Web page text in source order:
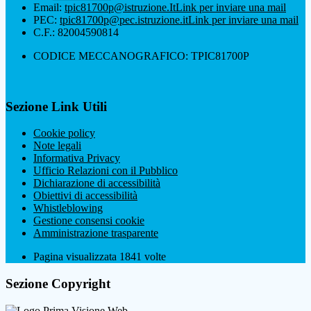
Email: tpic81700p@istruzione.ItLink per inviare una mail
PEC: tpic81700p@pec.istruzione.itLink per inviare una mail
C.F.: 82004590814
CODICE MECCANOGRAFICO: TPIC81700P
Sezione Link Utili
Cookie policy
Note legali
Informativa Privacy
Ufficio Relazioni con il Pubblico
Dichiarazione di accessibilità
Obiettivi di accessibilità
Whistleblowing
Gestione consensi cookie
Amministrazione trasparente
Pagina visualizzata 1841 volte
Sezione Copyright